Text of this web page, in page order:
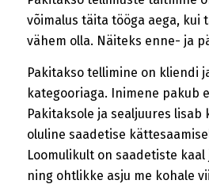
võimalus täita tööga aega, kui
vähem olla. Näiteks enne- ja
Pakitakso tellimine on kliendi
kategooriaga. Inimene pakub
Pakitaksole ja sealjuures lisab
oluline saadetise
Loomulikult on saadetiste
ning ohtlikke asju me kohale